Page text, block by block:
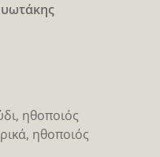
ηθοποιός
ηθοποιός